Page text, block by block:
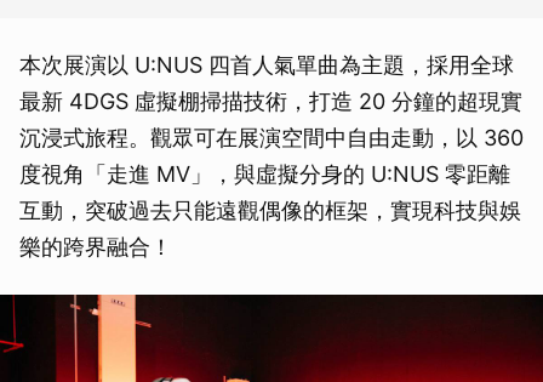
本次展演以 U:NUS 四首人氣單曲為主題，採用全球
最新 4DGS 虛擬棚掃描技術，打造 20 分鐘的超現實
沉浸式旅程。觀眾可在展演空間中自由走動，以 360
度視角「走進 MV」，與虛擬分身的 U:NUS 零距離
互動，突破過去只能遠觀偶像的框架，實現科技與娛
樂的跨界融合！